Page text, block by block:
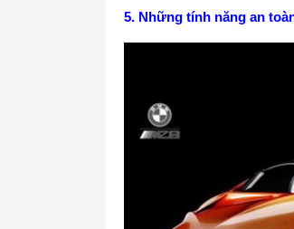
5. Những tính năng an